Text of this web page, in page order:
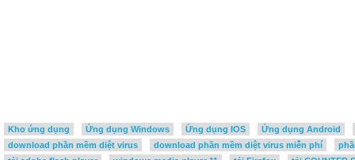
Kho ứng dụng Ứng dụng Windows Ứng dụng IOS
Ứng dụng Android
download phần mềm diệt virus
download phần mềm diệt virus miễn phí